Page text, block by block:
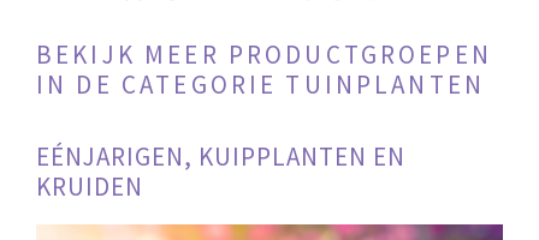
BEKIJK MEER PRODUCTGROEPEN
IN DE CATEGORIE TUINPLANTEN
EÉNJARIGEN, KUIPPLANTEN EN
KRUIDEN